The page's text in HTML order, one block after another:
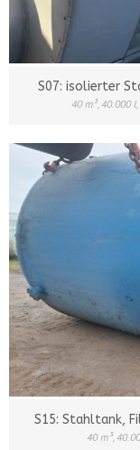
S07: isolierter
40 m³,40.000 l,
S15: Stahltank,
40 m³,